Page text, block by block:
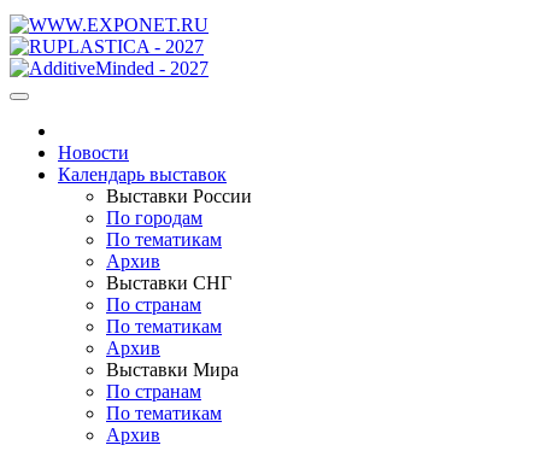
Новости
Календарь выставок
Выставки России
По городам
По тематикам
Архив
Выставки СНГ
По странам
По тематикам
Архив
Выставки Мира
По странам
По тематикам
Архив